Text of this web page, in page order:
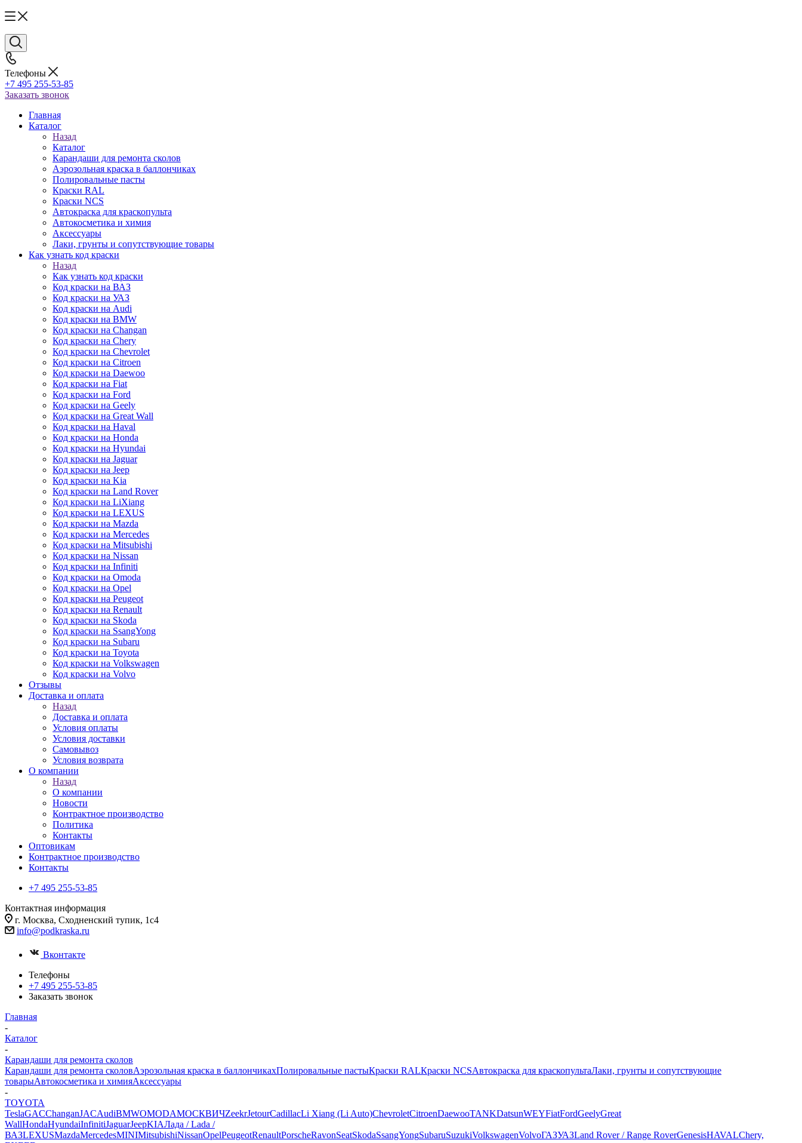
Телефоны
+7 495 255-53-85
Заказать звонок
Главная
Каталог
Назад
Каталог
Карандаши для ремонта сколов
Аэрозольная краска в баллончиках
Полировальные пасты
Краски RAL
Краски NCS
Автокраска для краскопульта
Автокосметика и химия
Аксессуары
Лаки, грунты и сопутствующие товары
Как узнать код краски
Назад
Как узнать код краски
Код краски на ВАЗ
Код краски на УАЗ
Код краски на Audi
Код краски на BMW
Код краски на Changan
Код краски на Chery
Код краски на Chevrolet
Код краски на Citroen
Код краски на Daewoo
Код краски на Fiat
Код краски на Ford
Код краски на Geely
Код краски на Great Wall
Код краски на Haval
Код краски на Honda
Код краски на Hyundai
Код краски на Jaguar
Код краски на Jeep
Код краски на Kia
Код краски на Land Rover
Код краски на LiXiang
Код краски на LEXUS
Код краски на Mazda
Код краски на Mercedes
Код краски на Mitsubishi
Код краски на Nissan
Код краски на Infiniti
Код краски на Omoda
Код краски на Opel
Код краски на Peugeot
Код краски на Renault
Код краски на Skoda
Код краски на SsangYong
Код краски на Subaru
Код краски на Toyota
Код краски на Volkswagen
Код краски на Volvo
Отзывы
Доставка и оплата
Назад
Доставка и оплата
Условия оплаты
Условия доставки
Самовывоз
Условия возврата
О компании
Назад
О компании
Новости
Контрактное производство
Политика
Контакты
Оптовикам
Контрактное производство
Контакты
+7 495 255-53-85
Контактная информация
г. Москва, Сходненский тупик, 1с4
info@podkraska.ru
Вконтакте
Телефоны
+7 495 255-53-85
Заказать звонок
Главная
-
Каталог
-
Карандаши для ремонта сколов
Карандаши для ремонта сколовАэрозольная краска в баллончикахПолировальные пастыКраски RALКраски NCSАвтокраска для краскопультаЛаки, грунты и сопутствующие
товарыАвтокосметика и химияАксессуары
-
TOYOTA
TeslaGACChanganJACAudiBMWOMODAМОСКВИЧZeekrJetourCadillacLi Xiang (Li Auto)ChevroletCitroenDaewooTANKDatsunWEYFiatFordGeelyGreat
WallHondaHyundaiInfinitiJaguarJeepKIAЛада / Lada /
ВАЗLEXUSMazdaMercedesMINIMitsubishiNissanOpelPeugeotRenaultPorscheRavonSeatSkodaSsangYongSubaruSuzukiVolkswagenVolvoГАЗУАЗLand Rover / Range RoverGenesisHAVALChery,